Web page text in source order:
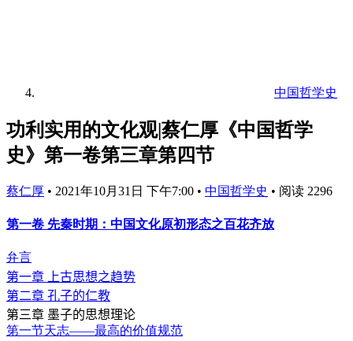
中国哲学史
功利实用的文化观|蔡仁厚《中国哲学
史》第一卷第三章第四节
蔡仁厚 • 2021年10月31日 下午7:00 • 中国哲学史 • 阅读 2296
第一卷 先秦时期：中国文化原初形态之百花齐放
弁言
第一章
上古思想之趋势
第二章 孔子的仁教
第三章 墨子的思想理论
第一节天志——最高的价值规范